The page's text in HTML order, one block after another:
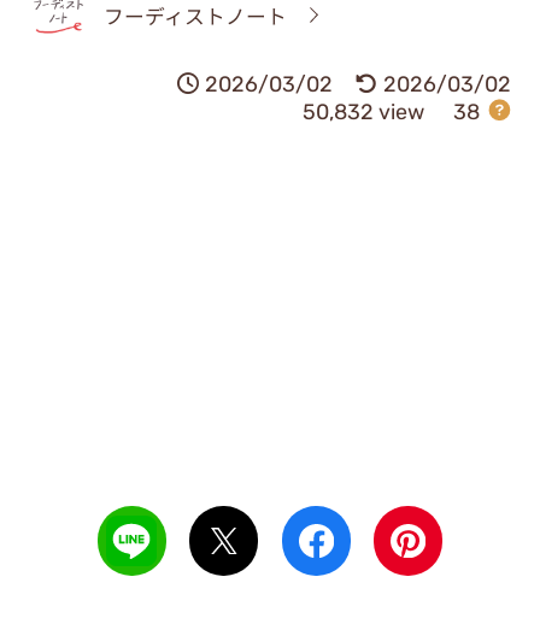
フーディストノート
2026/03/02
2026/03/02
50,832 view
38